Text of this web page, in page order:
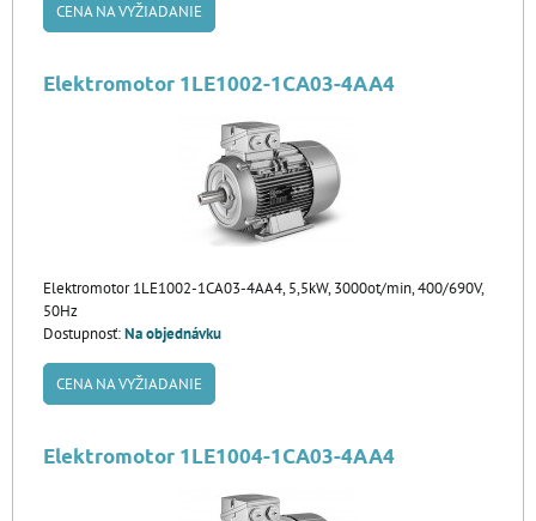
CENA NA VYŽIADANIE
Elektromotor 1LE1002-1CA03-4AA4
Elektromotor 1LE1002-1CA03-4AA4, 5,5kW, 3000ot/min, 400/690V,
50Hz
Dostupnosť:Na objednávku
CENA NA VYŽIADANIE
Elektromotor 1LE1004-1CA03-4AA4